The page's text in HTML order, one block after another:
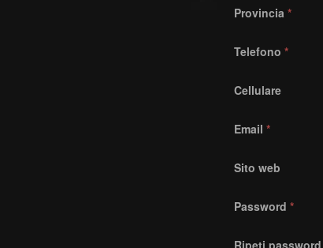
Provincia *
Telefono *
Cellulare
Email *
Sito web
Password *
Ripeti password